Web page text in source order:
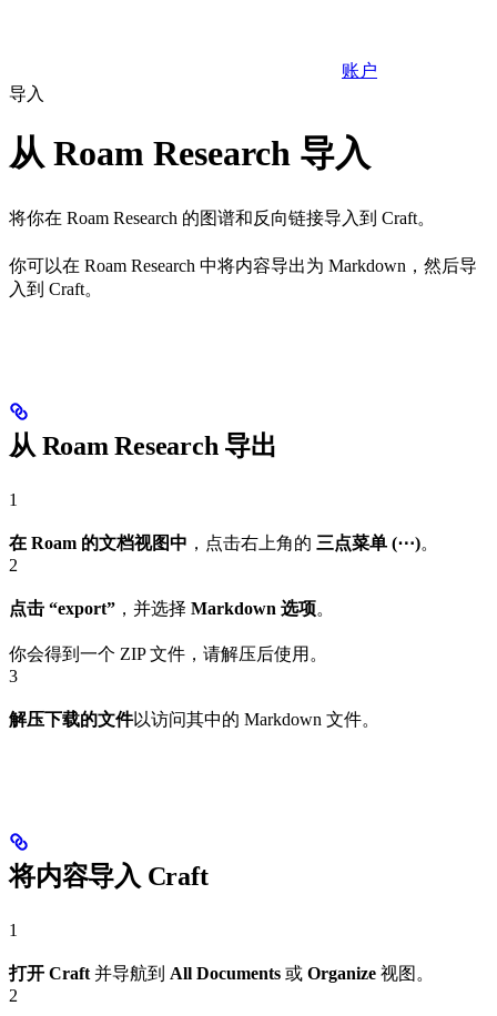
账户
导入
从 Roam Research 导入
将你在 Roam Research 的图谱和反向链接导入到 Craft。
你可以在 Roam Research 中将内容导出为 Markdown，然后导
入到 Craft。
从 Roam Research 导出
1
在 Roam 的文档视图中 ，点击右上角的 三点菜单 (⋯)。
2
点击 “export” ，并选择 Markdown 选项。
你会得到一个 ZIP 文件，请解压后使用。
3
解压下载的文件以访问其中的 Markdown 文件。
将内容导入 Craft
1
打开 Craft 并导航到 All Documents 或 Organize 视图。
2